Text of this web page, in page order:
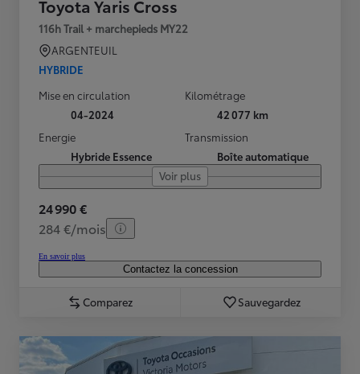
Toyota Yaris Cross
116h Trail + marchepieds MY22
ARGENTEUIL
HYBRIDE
Mise en circulation
04-2024
Kilométrage
42 077 km
Energie
Hybride Essence
Transmission
Boîte automatique
Voir plus
24 990 €
284 €/mois
En savoir plus
Contactez la concession
Comparez Sauvegardez